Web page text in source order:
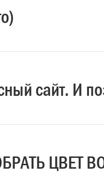
сайт. И
ЦВЕТ